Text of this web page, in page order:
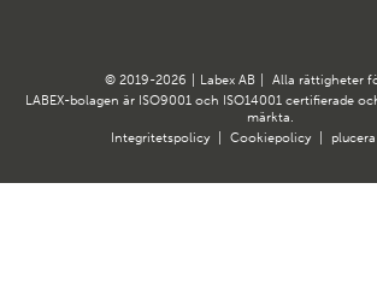
© 2019-2026 Labex AB
Alla rättigheter
LABEX-bolagen är ISO9001 och ISO14001 certifierade
märkta.
Integritetspolicy
Cookiepolicy plucera